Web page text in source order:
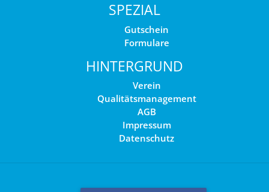
SPEZIAL
Gutschein
Formulare
HINTERGRUND
Verein
Qualitätsmanagement
AGB
Impressum
Datenschutz